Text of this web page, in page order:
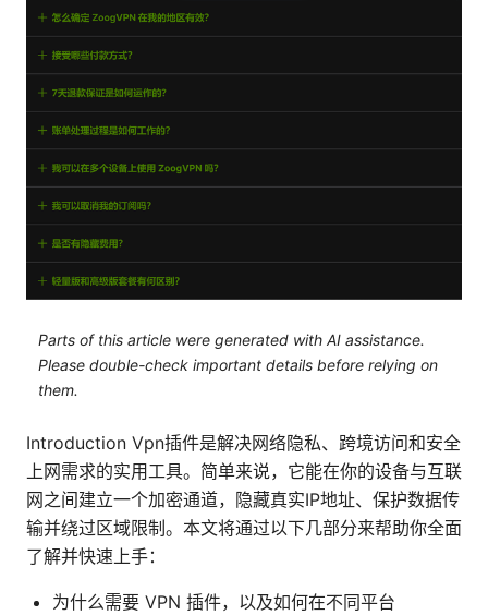
Parts of this article were generated with AI assistance.
Please double-check important details before relying on
them.
Introduction Vpn插件是解决网络隐私、跨境访问和安全
上网需求的实用工具。简单来说，它能在你的设备与互联
网之间建立一个加密通道，隐藏真实IP地址、保护数据传
输并绕过区域限制。本文将通过以下几部分来帮助你全面
了解并快速上手：
为什么需要 VPN 插件，以及如何在不同平台